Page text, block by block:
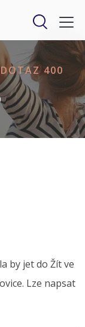
DOTAZ 400
by jet do Žít ve
Lze napsat